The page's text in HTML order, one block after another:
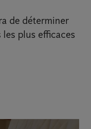
de déterminer
plus efficaces